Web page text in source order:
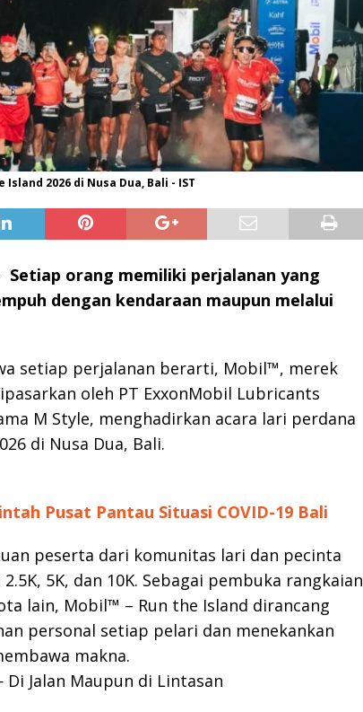
2026 di Nusa Dua, Bali - IST
Setiap orang memiliki perjalanan yang
dengan kendaraan maupun melalui
setiap perjalanan berarti, Mobil™, merek
oleh PT ExxonMobil Lubricants
M Style, menghadirkan acara lari perdana
di Nusa Dua, Bali.
Pusat Pantau Situasi COVID-19 Bali
peserta dari komunitas lari dan pecinta
5K, dan 10K. Sebagai pembuka rangkaian
lain, Mobil™ – Run the Island dirancang
personal setiap pelari dan menekankan
makna.
Jalan Maupun di Lintasan